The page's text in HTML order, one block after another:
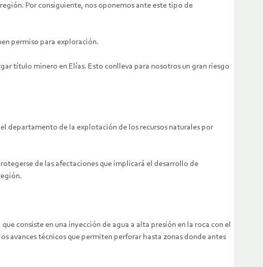
Por consiguiente, nos oponemos ante este tipo de
permiso para exploración.
título minero en Elías. Esto conlleva para nosotros un gran riesgo
departamento de la explotación de los recursos naturales por
de las afectaciones que implicará el desarrollo de
consiste en una inyección de agua a alta presión en la roca con el
avances técnicos que permiten perforar hasta zonas donde antes